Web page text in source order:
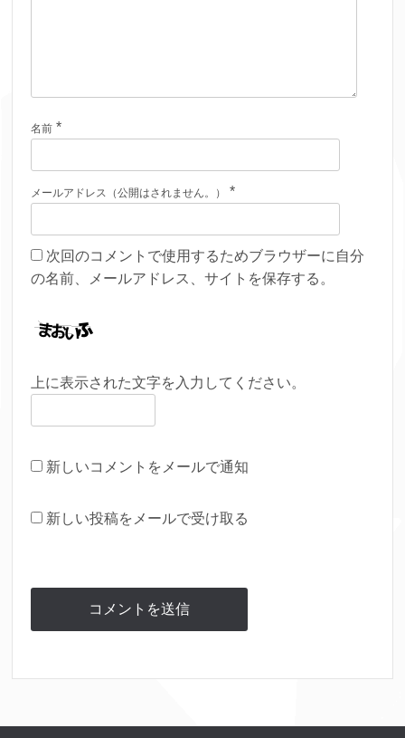
名前 *
メールアドレス（公開はされません。） *
次回のコメントで使用するためブラウザーに自分
の名前、メールアドレス、サイトを保存する。
上に表示された文字を入力してください。
新しいコメントをメールで通知
新しい投稿をメールで受け取る